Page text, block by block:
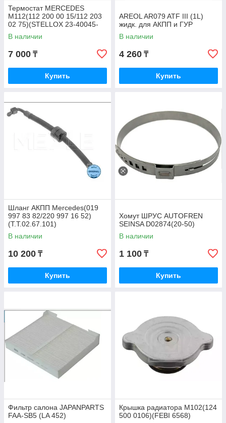
Термостат MERCEDES
M112(112 200 00 15/112 203
02 75)(STELLOX 23-40045-
SX)
В наличии
7 000 ₸
Купить
AREOL AR079 ATF III (1L)
жидк. для АКПП и ГУР
В наличии
4 260 ₸
Купить
Шланг АКПП Mercedes(019
997 83 82/220 997 16 52)
(T.T.02.67.101)
В наличии
10 200 ₸
Купить
Хомут ШРУС AUTOFREN
SEINSA D02874(20-50)
В наличии
1 100 ₸
Купить
Фильтр салона JAPANPARTS
FAA-SB5 (LA 452)
Крышка радиатора M102(124
500 0106)(FEBI 6568)